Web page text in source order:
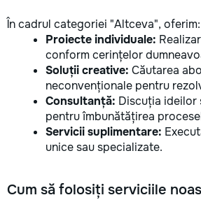
În cadrul categoriei "Altceva", oferim:
Proiecte individuale:
conform cerințelor
Soluții creative: Căutarea
neconvenționale pentru
Consultanță: Discuția
pentru îmbunătățirea
Servicii suplimentare:
unice sau specializate.
Cum să folosiți serviciile